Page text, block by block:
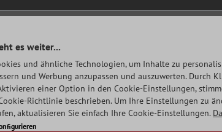
es weiter...
und ähnliche Technologien, um Inhalte zu
und Werbung anzupassen und auszuwerten. Durch
einer Option in den Cookie-Einstellungen,
Richtlinie beschrieben. Um Ihre Einstellungen zu
aktualisieren Sie einfach Ihre Cookie-Einstellungen.